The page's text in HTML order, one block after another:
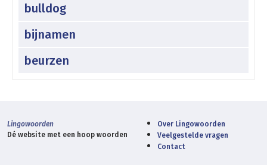
bulldog
bijnamen
beurzen
Lingowoorden
Dé website met een hoop woorden
Over Lingowoorden
Veelgestelde vragen
Contact